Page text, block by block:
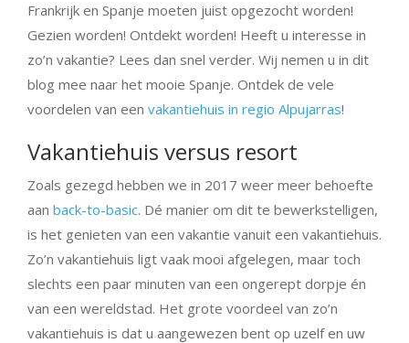
Frankrijk en Spanje moeten juist opgezocht worden!
Gezien worden! Ontdekt worden! Heeft u interesse in
zo’n vakantie? Lees dan snel verder. Wij nemen u in dit
blog mee naar het mooie Spanje. Ontdek de vele
voordelen van een vakantiehuis in regio Alpujarras!
Vakantiehuis versus resort
Zoals gezegd hebben we in 2017 weer meer behoefte
aan back-to-basic. Dé manier om dit te bewerkstelligen,
is het genieten van een vakantie vanuit een vakantiehuis.
Zo’n vakantiehuis ligt vaak mooi afgelegen, maar toch
slechts een paar minuten van een ongerept dorpje én
van een wereldstad. Het grote voordeel van zo’n
vakantiehuis is dat u aangewezen bent op uzelf en uw